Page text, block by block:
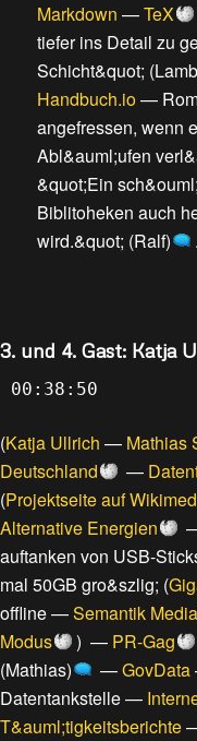
Markdown —TeX
tiefer ins Detail zu
Schicht&quot;
Handbuch.io—
angefressen, wenn
Abl&auml;ufen
&quot;Ein
Biblitoheken auch
wird.&quot; (Ralf)
.
3. und 4. Gast: Katja
00:38:50
(Katja Ullrich — Mathias
Deutschland
—
(Projektseite auf
Alternative Energien
auftanken von USB-
mal 50GB gro&szlig; (
offline—Semantik
Modus
) — PR-Gag
(Mathias)
—GovData
Datentankstelle—
T&auml;tigkeitsberichte